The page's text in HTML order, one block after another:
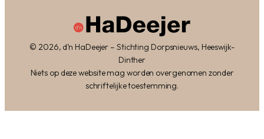
© 2026, d’n HaDeejer – Stichting Dorpsnieuws, Heeswijk-
Dinther
Niets op deze website mag worden overgenomen zonder
schriftelijke toestemming.